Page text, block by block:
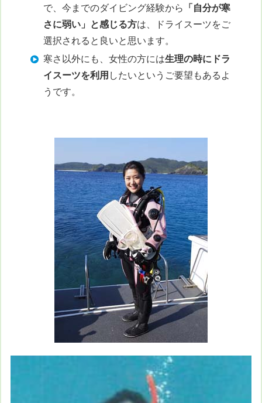
で、今までのダイビング経験から
「自分が寒
さに弱い」と感じる方は、ドライスーツをご
選択されると良いと思います。
寒さ以外にも、女性の方には生理の時にドラ
イスーツを利用 したいというご要望もあるよ
うです。